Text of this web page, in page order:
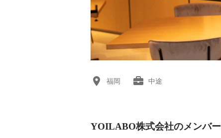
福岡 中途
YOILABO株式会社のメンバー